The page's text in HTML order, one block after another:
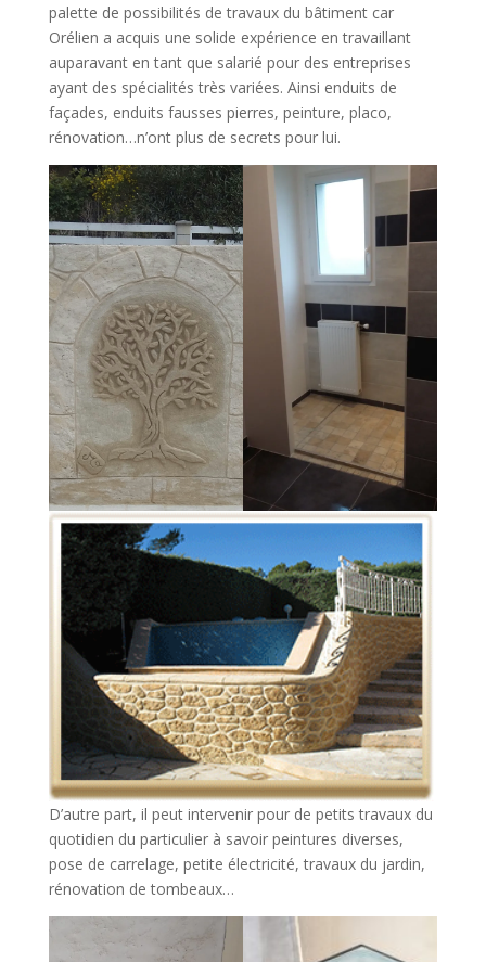
palette de possibilités de travaux du bâtiment car
Orélien a acquis une solide expérience en travaillant
auparavant en tant que salarié pour des entreprises
ayant des spécialités très variées. Ainsi enduits de
façades, enduits fausses pierres, peinture, placo,
rénovation…n’ont plus de secrets pour lui.
D’autre part, il peut intervenir pour de petits travaux du
quotidien du particulier à savoir peintures diverses,
pose de carrelage, petite électricité, travaux du jardin,
rénovation de tombeaux…